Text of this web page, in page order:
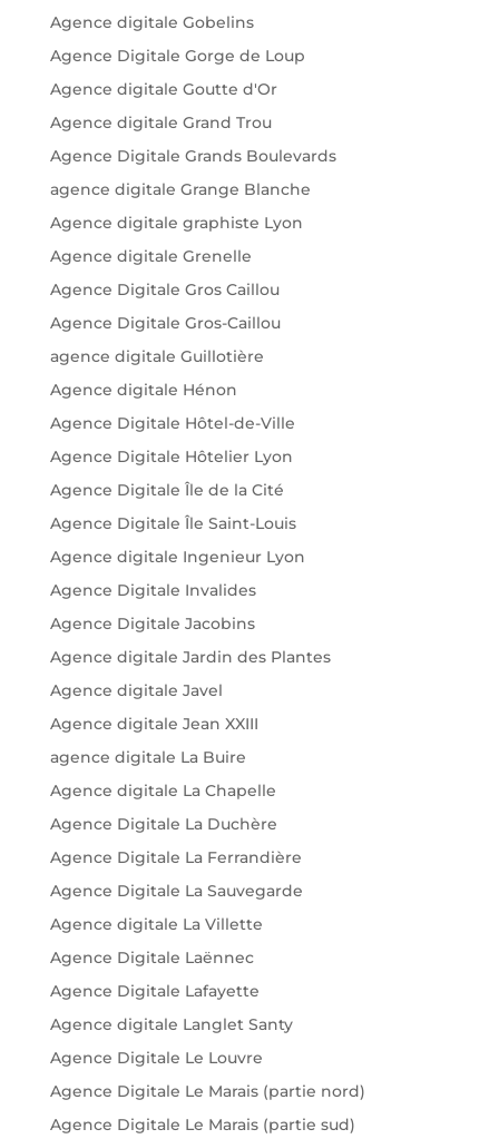
Agence digitale Gobelins
Agence Digitale Gorge de Loup
Agence digitale Goutte d'Or
Agence digitale Grand Trou
Agence Digitale Grands Boulevards
agence digitale Grange Blanche
Agence digitale graphiste Lyon
Agence digitale Grenelle
Agence Digitale Gros Caillou
Agence Digitale Gros-Caillou
agence digitale Guillotière
Agence digitale Hénon
Agence Digitale Hôtel-de-Ville
Agence Digitale Hôtelier Lyon
Agence Digitale Île de la Cité
Agence Digitale Île Saint-Louis
Agence digitale Ingenieur Lyon
Agence Digitale Invalides
Agence Digitale Jacobins
Agence digitale Jardin des Plantes
Agence digitale Javel
Agence digitale Jean XXIII
agence digitale La Buire
Agence digitale La Chapelle
Agence Digitale La Duchère
Agence Digitale La Ferrandière
Agence Digitale La Sauvegarde
Agence digitale La Villette
Agence Digitale Laënnec
Agence Digitale Lafayette
Agence digitale Langlet Santy
Agence Digitale Le Louvre
Agence Digitale Le Marais (partie nord)
Agence Digitale Le Marais (partie sud)